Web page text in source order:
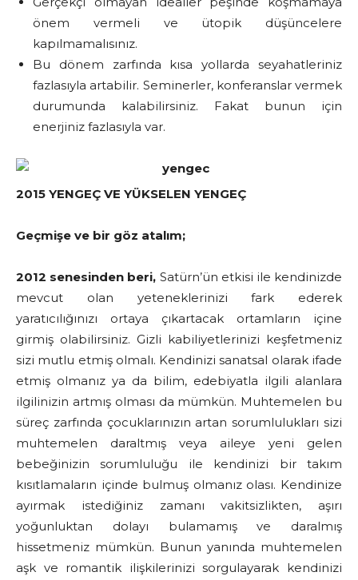
önem vermeli ve ütopik düşüncelere
kapılmamalısınız.
Bu dönem zarfında kısa yollarda seyahatleriniz
fazlasıyla artabilir. Seminerler, konferanslar vermek
durumunda kalabilirsiniz. Fakat bunun için
enerjiniz fazlasıyla var.
2015 YENGEÇ VE YÜKSELEN YENGEÇ
Geçmişe ve bir göz atalım;
2012 senesinden beri, Satürn’ün etkisi ile kendinizde
mevcut olan yeteneklerinizi fark ederek
yaratıcılığınızı ortaya çıkartacak ortamların içine
girmiş olabilirsiniz. Gizli kabiliyetlerinizi keşfetmeniz
sizi mutlu etmiş olmalı. Kendinizi sanatsal olarak ifade
etmiş olmanız ya da bilim, edebiyatla ilgili alanlara
ilgilinizin artmış olması da mümkün. Muhtemelen bu
süreç zarfında çocuklarınızın artan sorumlulukları sizi
muhtemelen daraltmış veya aileye yeni gelen
bebeğinizin sorumluluğu ile kendinizi bir takım
kısıtlamaların içinde bulmuş olmanız olası. Kendinize
ayırmak istediğiniz zamanı vakitsizlikten, aşırı
yoğunluktan dolayı bulamamış ve daralmış
hissetmeniz mümkün. Bunun yanında muhtemelen
aşk ve romantik ilişkilerinizi sorgulayarak kendinizi